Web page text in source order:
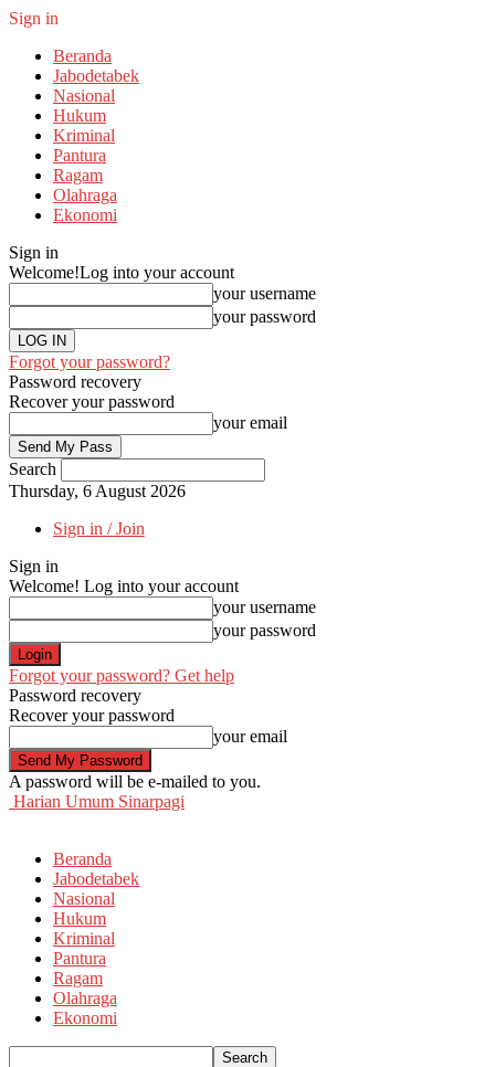
Sign in
Beranda
Jabodetabek
Nasional
Hukum
Kriminal
Pantura
Ragam
Olahraga
Ekonomi
Sign in
Welcome!Log into your account
your username
your password
Forgot your password?
Password recovery
Recover your password
your email
Search
Thursday, 6 August 2026
Sign in / Join
Sign in
Welcome! Log into your account
your username
your password
Forgot your password? Get help
Password recovery
Recover your password
your email
A password will be e-mailed to you.
Harian Umum Sinarpagi
Beranda
Jabodetabek
Nasional
Hukum
Kriminal
Pantura
Ragam
Olahraga
Ekonomi